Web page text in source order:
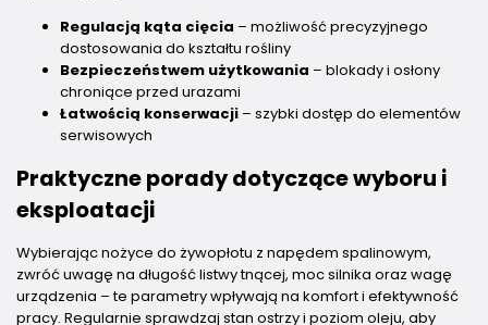
Regulacją kąta cięcia – możliwość precyzyjnego
dostosowania do kształtu rośliny
Bezpieczeństwem użytkowania – blokady i osłony
chroniące przed urazami
Łatwością konserwacji – szybki dostęp do elementów
serwisowych
Praktyczne porady dotyczące wyboru i
eksploatacji
Wybierając nożyce do żywopłotu z napędem spalinowym,
zwróć uwagę na długość listwy tnącej, moc silnika oraz wagę
urządzenia – te parametry wpływają na komfort i efektywność
pracy. Regularnie sprawdzaj stan ostrzy i poziom oleju, aby